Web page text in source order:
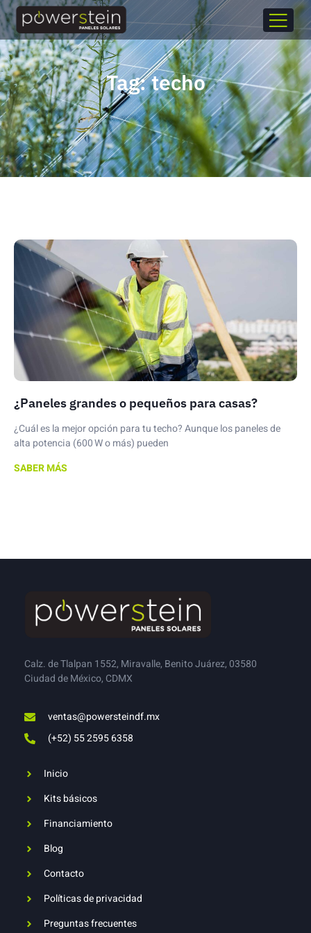
Tag: techo
¿Paneles grandes o pequeños para casas?
¿Cuál es la mejor opción para tu techo? Aunque los paneles de
alta potencia (600 W o más) pueden
SABER MÁS
Calz. de Tlalpan 1552, Miravalle, Benito Juárez, 03580
Ciudad de México, CDMX
ventas@powersteindf.mx
(+52) 55 2595 6358
Inicio
Kits básicos
Financiamiento
Blog
Contacto
Políticas de privacidad
Preguntas frecuentes